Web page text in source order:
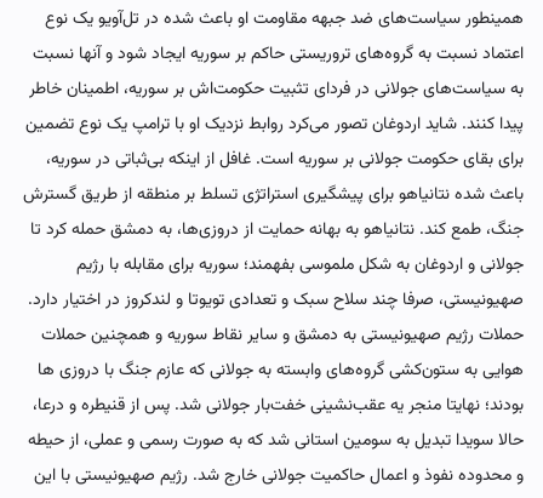
همینطور سیاست‌های ضد جبهه مقاومت او باعث شده در تل‌آویو یک نوع
اعتماد نسبت به گروه‌های تروریستی حاکم بر سوریه ایجاد شود و آنها نسبت
به سیاست‌های جولانی در فردای تثبیت حکومت‌اش بر سوریه، اطمینان خاطر
پیدا کنند.‌ شاید اردوغان تصور می‌کرد روابط نزدیک او با ترامپ یک نوع تضمین
برای بقای حکومت جولانی بر سوریه است. غافل از اینکه بی‌ثباتی در سوریه،
باعث شده نتانیاهو برای پیشگیری استراتژی تسلط بر منطقه از طریق گسترش
جنگ، طمع کند.‌ نتانیاهو به بهانه حمایت از دروزی‌ها، به دمشق حمله کرد تا
جولانی و اردوغان به شکل ملموسی بفهمند؛ سوریه برای مقابله با رژیم
صهیونیستی، صرفا چند سلاح سبک و تعدادی تویوتا و لندکروز در اختیار دارد.
حملات رژیم صهیونیستی به دمشق و سایر نقاط سوریه و همچنین حملات
هوایی به ستون‌کشی گروه‌های وابسته به جولانی که عازم جنگ با دروزی ها
بودند؛ نهایتا منجر یه عقب‌نشینی خفت‌بار جولانی شد. پس از قنیطره و درعا،
حالا سویدا تبدیل به سومین استانی شد که به صورت رسمی و عملی، از حیطه
و محدوده نفوذ و اعمال حاکمیت جولانی خارج شد. رژیم صهیونیستی با این